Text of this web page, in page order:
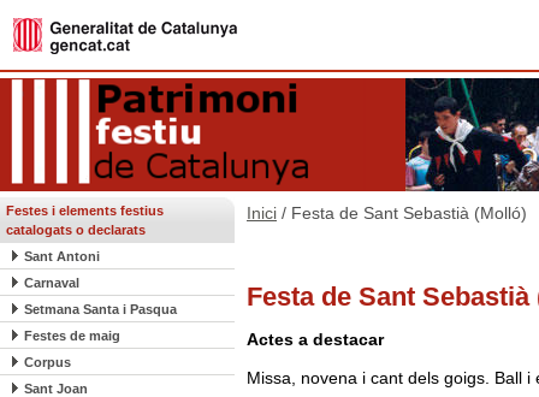
Festes i elements festius
catalogats o declarats
Sant Antoni
Carnaval
Setmana Santa i Pasqua
Festes de maig
Corpus
Sant Joan
Inici / Festa de Sant Sebastià (Molló)
Festa de Sant Sebastià
Actes a destacar
Missa, novena i cant dels goigs. Ball i